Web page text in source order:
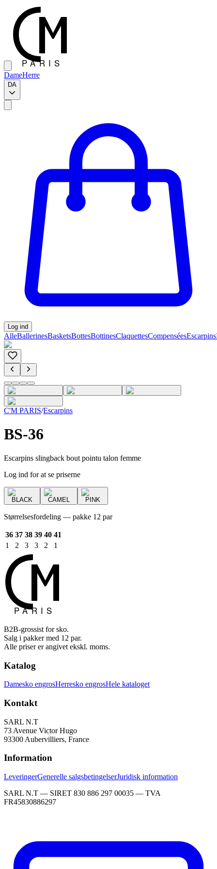
DameHerre
DA
Log ind
AlleBallerinesBasketsBottesBottinesClaquettesCompenséesEscarpins
C'M PARIS/Escarpins
BS-36
Escarpins slingback bout pointu talon femme
Log ind for at se priserne
BLACK CAMEL PINK
Størrelsesfordeling — pakke 12 par
36 37 38 39 40 41
1
2 3 3 2 1
B2B-grossist for sko.
Salg i pakker med 12 par.
Alle priser er angivet ekskl. moms.
Katalog
Damesko engrosHerresko engrosHele kataloget
Kontakt
SARL N.T
73 Avenue Victor Hugo
93300 Aubervilliers, France
Information
LeveringerGenerelle salgsbetingelserJuridisk information
SARL N.T — SIRET 830 886 297 00035 — TVA
FR45830886297